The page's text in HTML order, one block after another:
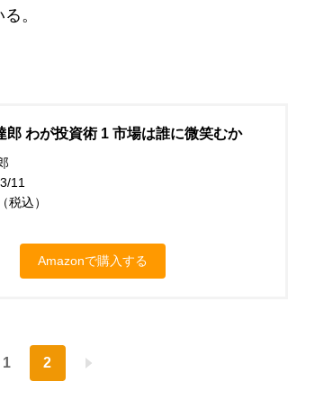
。
郎 わが投資術 1 市場は誰に微笑むか
11
税込）
Amazonで購入する
1 2